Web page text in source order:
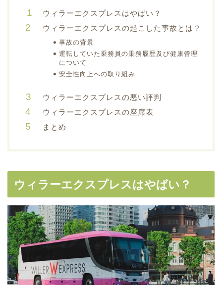
ウィラーエクスプレスはやばい？
ウィラーエクスプレスの起こした事故とは？
事故の背景
運転していた乗務員の乗務履歴及び健康管理
について
安全性向上への取り組み
ウィラーエクスプレスの悪い評判
ウィラーエクスプレスの座席表
まとめ
ウィラーエクスプレスはやばい？